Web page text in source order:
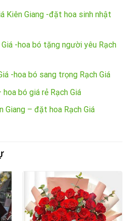
Kiên Giang -đặt hoa sinh nhật
-hoa bó tặng người yêu Rạch
-hoa bó sang trọng Rạch Giá
bó giá rẻ Rạch Giá
Giang – đặt hoa Rạch Giá